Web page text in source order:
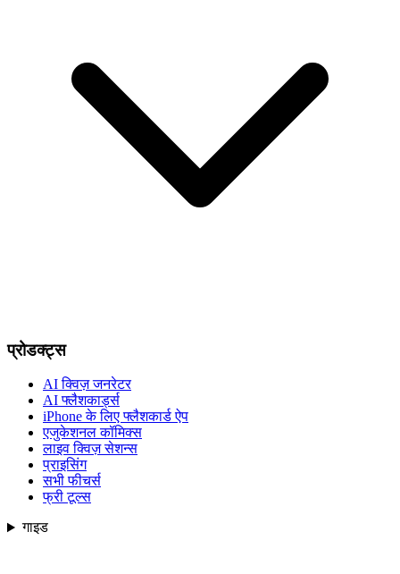
प्रोडक्ट्स
AI क्विज़ जनरेटर
AI फ्लैशकार्ड्स
iPhone के लिए फ्लैशकार्ड ऐप
एजुकेशनल कॉमिक्स
लाइव क्विज़ सेशन्स
प्राइसिंग
सभी फीचर्स
फ्री टूल्स
गाइड